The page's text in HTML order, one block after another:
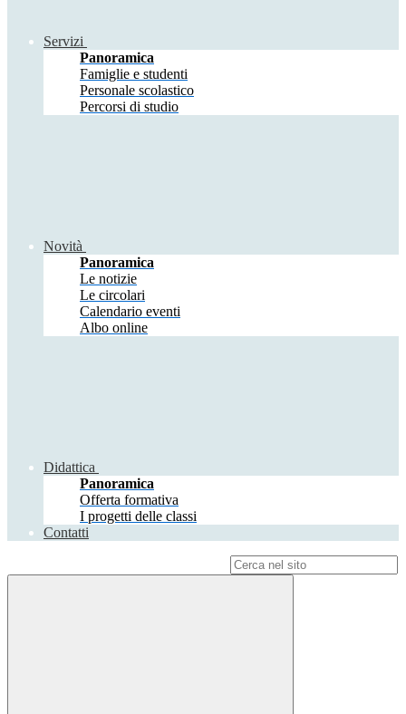
Servizi
Panoramica
Famiglie e studenti
Personale scolastico
Percorsi di studio
Novità
Panoramica
Le notizie
Le circolari
Calendario eventi
Albo online
Didattica
Panoramica
Offerta formativa
I progetti delle classi
Contatti